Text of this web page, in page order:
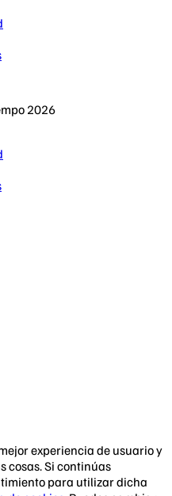
2026
experiencia de usuario y
cosas. Si continúas
para utilizar dicha